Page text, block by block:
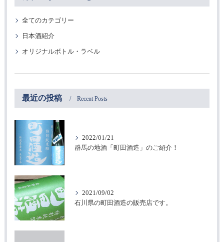
全てのカテゴリー
日本酒紹介
オリジナルボトル・ラベル
最近の投稿 Recent Posts
2022/01/21
群馬の地酒「町田酒造」のご紹介！
2021/09/02
石川県の町田酒造の販売店です。